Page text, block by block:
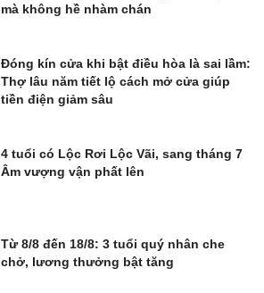
mà không hề nhàm chán
Đóng kín cửa khi bật điều hòa là sai lầm:
Thợ lâu năm tiết lộ cách mở cửa giúp
tiền điện giảm sâu
4 tuổi có Lộc Rơi Lộc Vãi, sang tháng 7
Âm vượng vận phất lên
Từ 8/8 đến 18/8: 3 tuổi quý nhân che
chở, lương thưởng bật tăng